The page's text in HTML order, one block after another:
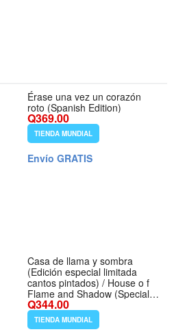
Érase una vez un corazón
roto (Spanish Edition)
Q369.00
TIENDA MUNDIAL
Envío GRATIS
Casa de llama y sombra
(Edición especial limitada
cantos pintados) / House o f
Flame and Shadow (Special
Limited Edition Srayed Edges)
(CIUDAD MEDIALUNA)
(Spanish Edition) - Formato
Q344.00
TIENDA MUNDIAL